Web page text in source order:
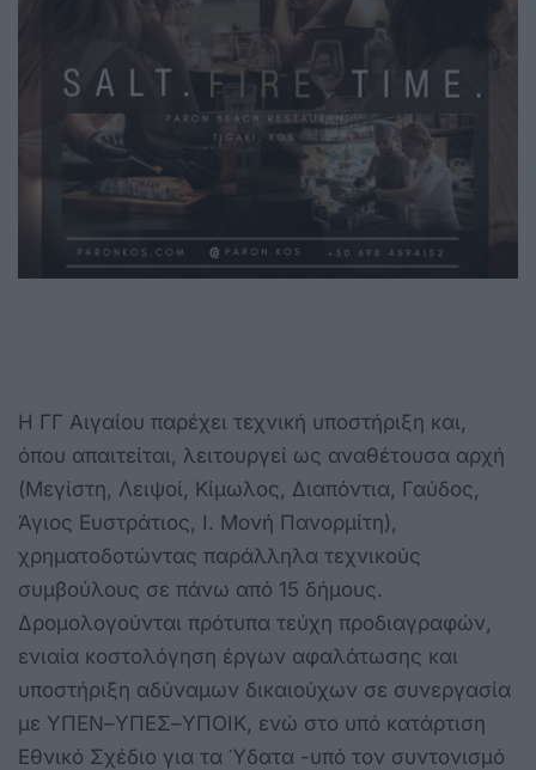
Η ΓΓ Αιγαίου παρέχει τεχνική υποστήριξη και,
όπου απαιτείται, λειτουργεί ως αναθέτουσα αρχή
(Μεγίστη, Λειψοί, Κίμωλος, Διαπόντια, Γαύδος,
Άγιος Ευστράτιος, Ι. Μονή Πανορμίτη),
χρηματοδοτώντας παράλληλα τεχνικούς
συμβούλους σε πάνω από 15 δήμους.
Δρομολογούνται πρότυπα τεύχη προδιαγραφών,
ενιαία κοστολόγηση έργων αφαλάτωσης και
υποστήριξη αδύναμων δικαιούχων σε συνεργασία
με ΥΠΕΝ–ΥΠΕΣ–ΥΠΟΙΚ, ενώ στο υπό κατάρτιση
Εθνικό Σχέδιο για τα Ύδατα -υπό τον συντονισμό